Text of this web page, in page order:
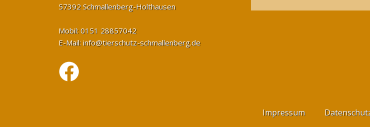
57392 Schmallenberg-Holthausen
Mobil: 0151 28857042
E-Mail: info@tierschutz-schmallenberg.de
Impressum